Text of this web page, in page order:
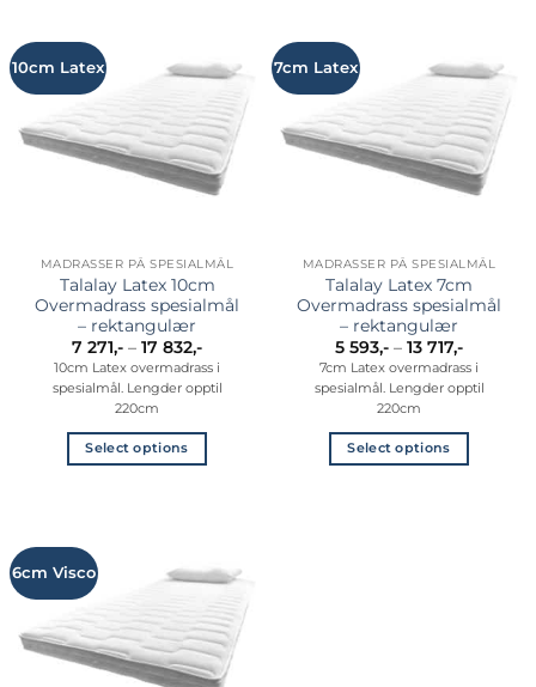
varianter.
kan
velges
på
produktsiden
varianter.
kan
velges
på
produktsiden
10cm Latex
MADRASSER PÅ SPESIALMÅL
Talalay Latex 10cm
Overmadrass spesialmål
– rektangulær
7 271,- – 17 832,-Prisområde:
7
271,-
til
10cm Latex overmadrass i
spesialmål. Lengder opptil
220cm
Select options
varianter.
kan
velges
på
7cm Latex
MADRASSER PÅ SPESIALMÅL
Talalay Latex 7cm
Overmadrass spesialmål
– rektangulær
5 593,- – 13 717,-
5
593,-
til
7cm Latex overmadrass i
spesialmål. Lengder opptil
220cm
Select options
6cm Visco